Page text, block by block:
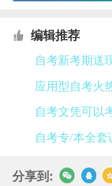
编辑推荐
自考新考期送
应用型自考火
自考文凭可以
自考专/本全
分享到: